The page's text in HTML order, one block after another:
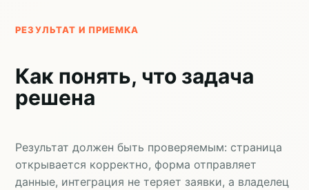
РЕЗУЛЬТАТ И ПРИЕМКА
Как понять, что задача
решена
Результат должен быть проверяемым: страница
открывается корректно, форма отправляет
данные, интеграция не теряет заявки, а владелец